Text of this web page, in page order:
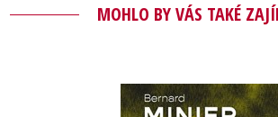
MOHLO BY VÁS TAKÉ